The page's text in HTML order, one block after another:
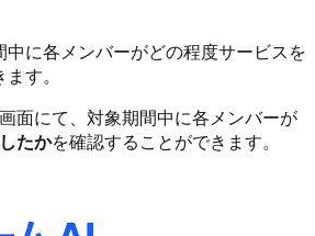
に各メンバーがどの程度サービスを
す。
面にて、対象期間中に各メンバーが
たかを確認することができます。